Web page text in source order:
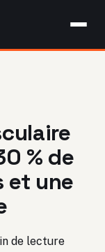
% de
et une
de lecture